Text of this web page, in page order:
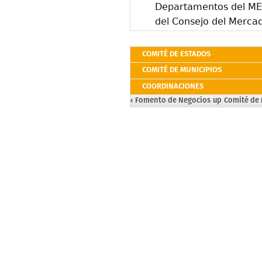
Departamentos del
del Consejo del
COMITÉ DE ESTADOS
COMITÉ DE MUNICIPIOS
COORDINACIONES
‹ Fomento de Negociosup Comité de